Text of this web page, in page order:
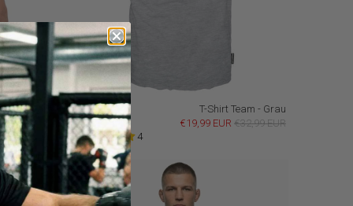
- Schwarz
€32,99 EUR
T-Shirt Team - Grau
€19,99 EUR €32,99 EUR
4
Neu
Sale